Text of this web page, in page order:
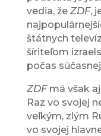
vedia, že ZDF,
štátnych
šíriteľom
počas
ZDFmá však
Raz vo svojej
veľkým, zlým
vo svojej